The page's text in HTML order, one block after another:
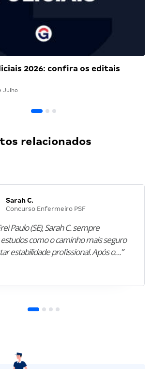
2026: confira os editais
Julho
relacionados
Sarah C.
Concurso Enfermeiro PSF
Paulo (SE), Sarah C. sempre
como o caminho mais seguro
estabilidade profissional. Após o…”